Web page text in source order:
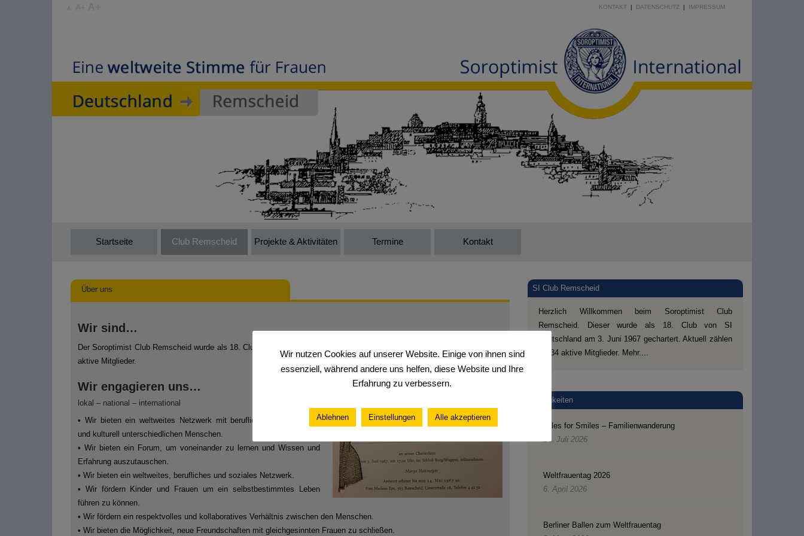
KONTAKT | DATENSCHUTZ | IMPRESSUM
Startseite Club Remscheid Projekte & Aktivitäten Termine Kontakt
Über uns
Wir sind…
Der Soroptimist Club Remscheid wurde als 18. Club von SI Deutschland am 3. Juni 1967 gechartert. Aktuell zählen wir 34
aktive Mitglieder.
Wir engagieren uns…
lokal – national – international
• Wir bieten ein weltweites Netzwerk mit beruflich, gesellschaftlich
und kulturell unterschiedlichen Menschen.
• Wir bieten ein Forum, um voneinander zu lernen und Wissen und
Erfahrung auszutauschen.
• Wir bieten ein weltweites, berufliches und soziales Netzwerk.
• Wir fördern Kinder und Frauen um ein selbstbestimmtes Leben
führen zu können.
• Wir fördern ein respektvolles und kollaboratives Verhältnis zwischen den Menschen.
• Wir bieten die Möglichkeit, neue Freundschaften mit gleichgesinnten Frauen zu schließen.
SI Club Remscheid
Herzlich Willkommen beim Soroptimist Club
Remscheid. Dieser wurde als 18. Club von SI
Deutschland am 3. Juni 1967 gechartert. Aktuell zählen
wir 34 aktive Mitglieder. Mehr....
Neuigkeiten
Miles for Smiles – Familienwanderung
24. Juli 2026
Weltfrauentag 2026
6. April 2026
Berliner Ballen zum Weltfrauentag
Wir nutzen Cookies auf unserer Website. Einige von ihnen sind
essenziell, während andere uns helfen, diese Website und Ihre
Erfahrung zu verbessern.
Ablehnen Einstellungen Alle akzeptieren